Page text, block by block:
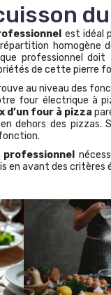
est idéal
homogène
professionnel
de cette pierre
au niveau des
four électrique à
d’un four à pizza
dehors des
en avant des critères